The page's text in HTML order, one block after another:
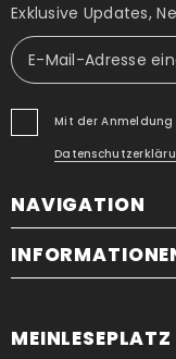
Exklusive Updates,
Mit der Anmeldung
NAVIGATION
MEINLESEPLATZ